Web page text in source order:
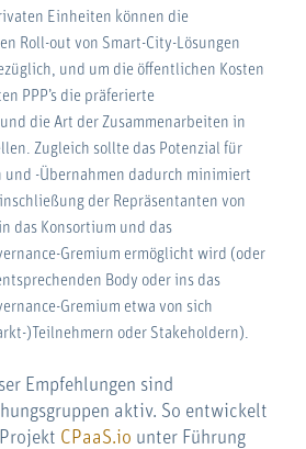
Einheiten können die
Roll-out von Smart-City-Lösungen
und um die öffentlichen Kosten
PPP’s die präferierte
die Art der Zusammenarbeiten in
Zugleich sollte das Potenzial für
und -Übernahmen dadurch minimiert
der Repräsentanten von
das Konsortium und das
Gremium ermöglicht wird (oder
Body oder ins das
Gremium etwa von sich
)Teilnehmern oder Stakeholdern).
Empfehlungen sind
aktiv. So entwickelt
CPaaS.io unter Führung